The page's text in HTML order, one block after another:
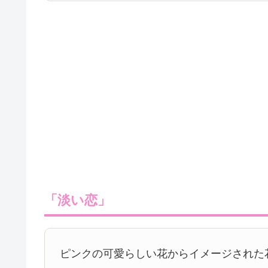
「淡い恋」
ピンクの可愛らしい花からイメージされた